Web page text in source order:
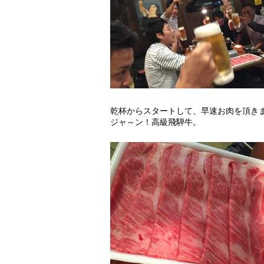
乾杯からスタートして、早速お肉を頂き
ジャ～ン！高級飛騨牛。